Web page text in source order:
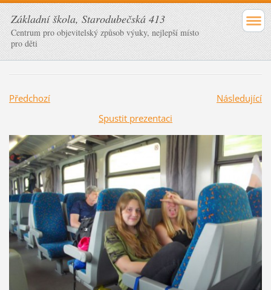
Základní škola, Starodubečská 413
Centrum pro objevitelský způsob výuky, nejlepší místo
pro děti
Předchozí
Následující
Spustit prezentaci